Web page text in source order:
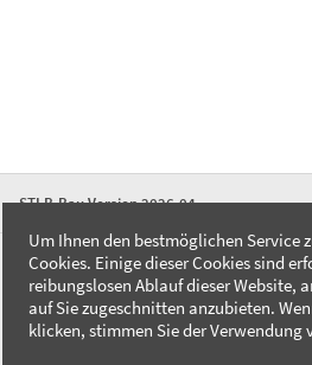
STLB-Bau Version 2026-04
FAQ
Kontakt
Datenschutzerklärung
Um Ihnen den bestmöglichen Service
Cookies. Einige dieser Cookies sind
reibungslosen Ablauf dieser Website,
auf Sie zugeschnitten anzubieten.
klicken, stimmen Sie der Verwendung